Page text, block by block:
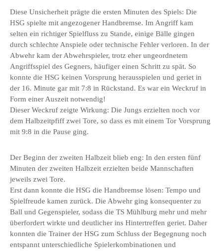
Diese Unsicherheit prägte die ersten Minuten des Spiels: Die
HSG spielte mit angezogener Handbremse. Im Angriff kam
selten ein richtiger Spielfluss zu Stande, einige Bälle gingen
durch schlechte Anspiele oder technische Fehler verloren. In der
Abwehr kam der Abwehrspieler, trotz eher ungeordnetem
Angriffsspiel des Gegners, häufiger einen Schritt zu spät. So
konnte die HSG keinen Vorsprung herausspielen und geriet in
der 16. Minute gar mit 7:8 in Rückstand. Es war ein Weckruf in
Form einer Auszeit notwendig!
Dieser Weckruf zeigte Wirkung: Die Jungs erzielten noch vor
dem Halbzeitpfiff zwei Tore, so dass es mit einem Tor Vorsprung
mit 9:8 in die Pause ging.
Der Beginn der zweiten Halbzeit blieb eng: In den ersten fünf
Minuten der zweiten Halbzeit erzielten beide Mannschaften
jeweils zwei Tore.
Erst dann konnte die HSG die Handbremse lösen: Tempo und
Spielfreude kamen zurück. Die Abwehr ging konsequenter zu
Ball und Gegenspieler, sodass die TS Mühlburg mehr und mehr
überfordert wirkte und deutlicher ins Hintertreffen geriet. Daher
konnten die Trainer der HSG zum Schluss der Begegnung noch
entspannt unterschiedliche Spielerkombinationen und